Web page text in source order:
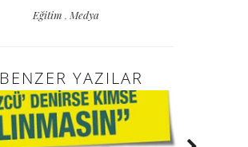
Eğitim , Medya
BENZER YAZILAR